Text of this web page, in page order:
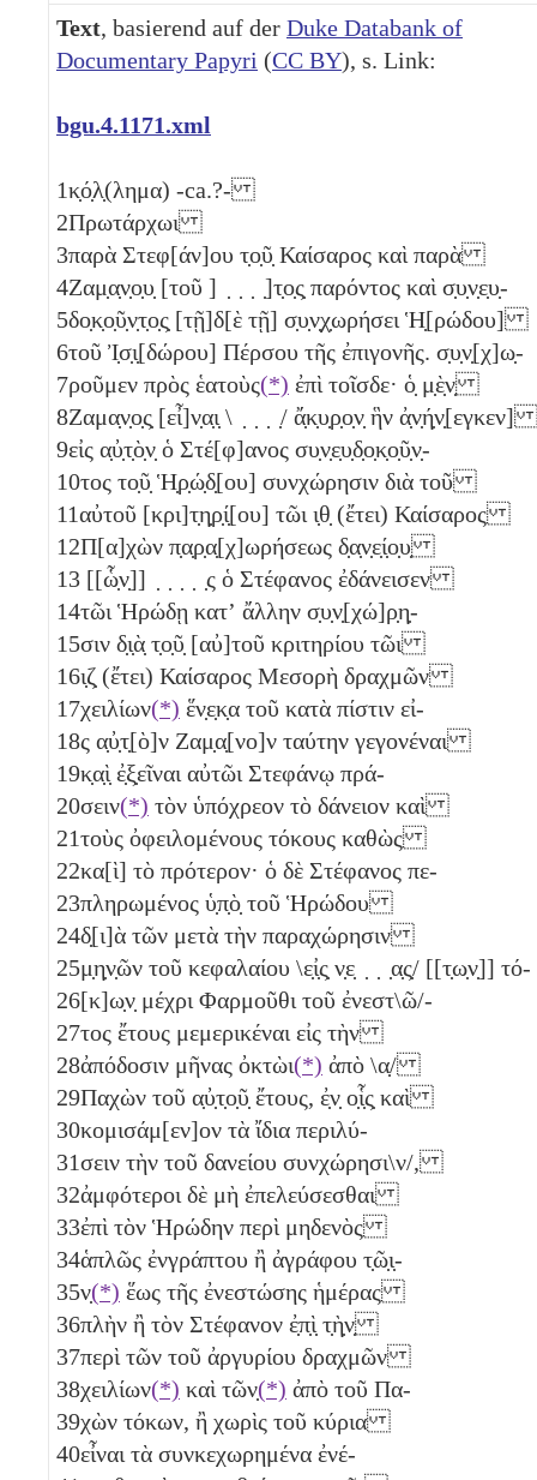
Text, basierend auf der Duke Databank of
Documentary Papyri (CC BY), s. Link:
bgu.4.1171.xml
1κ̣ό̣λ̣(λημα) -ca.?-
2Πρωτάρχωι
3παρὰ Στεφ[άν]ου τ̣ο̣ῦ̣ Καίσαρος καὶ παρὰ
4Ζαμ̣α̣ν̣ο̣υ̣ [τοῦ ] ̣ ̣ ̣ ̣]τ̣ο̣ς̣ παρόντος καὶ σ̣υ̣ν̣ε̣υ̣-
5δο̣κ̣ο̣ῦ̣ν̣τ̣ο̣ς̣ [τῇ]δ[ὲ τῇ] σ̣υ̣ν̣χ̣ωρήσει Ἡ̣[ρώδου]
6τοῦ Ἰ̣σ̣ι̣[δώρου] Πέρσου τῆς ἐπιγονῆς. σ̣υ̣ν̣[χ]ω̣-
7ροῦμεν πρὸς ἑατοὺς(*) ἐπὶ τοῖσδε· ὁ̣ μ̣ὲ̣ν̣
8Ζαμα̣ν̣ο̣ς̣ [εἶ]ν̣α̣ι̣ \ ̣ ̣ ̣ ̣/ ἄ̣κ̣υ̣ρ̣ο̣ν̣ ἣν ἀ̣ν̣ή̣ν̣[εγκεν]
9εἰς α̣ὐ̣τ̣ὸ̣ν̣ ὁ Στέ[φ]ανος συ̣ν̣ε̣υ̣δ̣ο̣κ̣ο̣ῦ̣ν̣-
10τος το̣ῦ̣ Ἡ̣ρ̣ώ̣δ̣[ου] συνχώρησιν διὰ τοῦ
11αὐτοῦ [κρι]τ̣η̣ρ̣ί̣[ου] τῶι ι̣θ̣ (ἔτει) Καίσαρος
12Π[α]χὼν π̣α̣ρ̣α̣[χ]ωρήσεως δ̣α̣ν̣ε̣ί̣ο̣υ̣
13 [[ὧ̣ν̣]] ̣ ̣ ̣ ̣ ̣ς ὁ Στέφανος ἐδάνεισεν
14τῶι Ἡρώδῃ κατʼ ἄλλην σ̣υ̣ν̣[χώ]ρ̣η̣-
15σιν δ̣ι̣ὰ̣ τ̣ο̣ῦ̣ [αὐ]τοῦ κριτηρίου τῶι
16ι̣ζ̣ (ἔτει) Καίσαρος Μεσορὴ δραχμῶν
17χειλίων(*) ἕν̣ε̣κ̣α τοῦ κατὰ πίστιν εἰ-
18ς α̣ὐ̣τ̣[ὸ]ν Ζαμ̣α̣[νο]ν ταύτην γεγονέναι
19κ̣α̣ὶ̣ ἐ̣ξ̣εῖναι αὐτῶι Στεφάνῳ πρά-
20σειν(*) τὸν ὑπόχρεον τὸ δάνειον καὶ
21τοὺς ὀφειλομένους τόκους καθὼς
22κα[ὶ] τὸ πρότερον· ὁ δὲ Στέφανος πε-
23πληρωμένος ὑ̣π̣ὸ̣ τοῦ Ἡρώδου
24δ̣[ι]ὰ τῶν μετὰ τὴν παραχώρησιν
25μ̣η̣ν̣ῶν τοῦ κεφαλαίου \ε̣ἰ̣ς̣ ν̣ε̣ ̣ ̣ ̣α̣ς̣/ [[τ̣ω̣ν̣]] τό-
26[κ]ω̣ν̣ μέχρι Φαρμοῦθι τοῦ ἐνεστ\ῶ/-
27τος ἔτους μεμερικέναι εἰς τὴν
28ἀπόδοσιν μῆνας ὀκτὼι(*) ἀπὸ \α̣/
29Παχὼν τοῦ α̣ὐ̣τ̣ο̣ῦ̣ ἔτους, ἐ̣ν̣ ο̣ἷ̣ς̣ καὶ
30κομισάμ[εν]ον τὰ ἴδια περιλύ-
31σειν τὴν τοῦ δανείου συνχώρησι\ν/,
32ἀμφότεροι δὲ μὴ ἐπελεύσεσθαι
33ἐπὶ τὸν Ἡρώδην περὶ μηδενὸς
34ἁπλῶς ἐνγράπτου ἢ ἀγράφου τ̣ῶ̣ι̣-
35ν̣(*) ἕως τῆς ἐνεστώσης ἡμέρας
36πλὴν ἢ τὸν Στέφανον ἐ̣π̣ὶ̣ τ̣ὴ̣ν̣
37περὶ τῶν τοῦ ἀργυρίου δραχμῶν
38χειλίων(*) καὶ τῶν̣(*) ἀπὸ τοῦ Πα-
39χὼν τόκων, ἢ χωρὶς τοῦ κύρια
40εἶναι τὰ συνκεχωρημένα ἐνέ-